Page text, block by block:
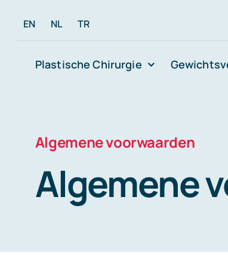
EN NL TR
Plastische Chirurgie
Algemene voorwaarden
Algemene